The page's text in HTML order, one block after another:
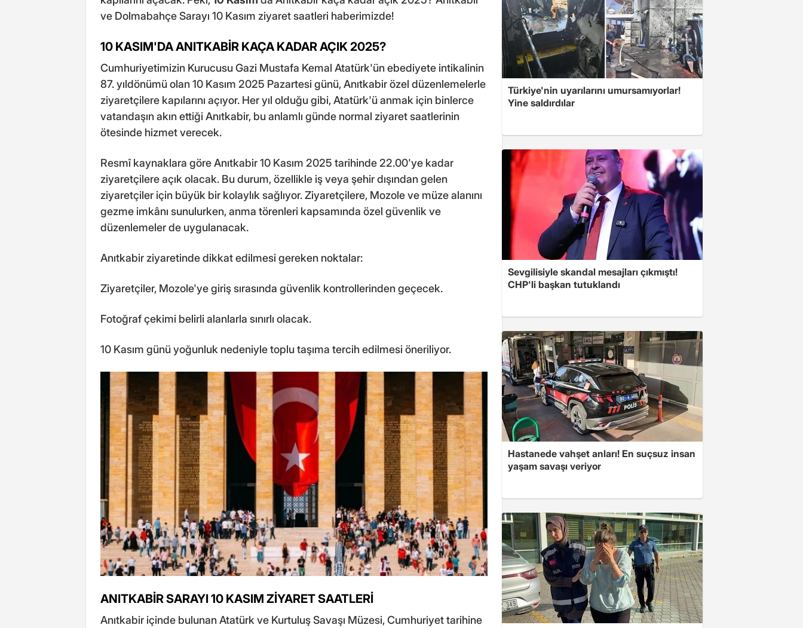
ve Dolmabahçe Sarayı 10 Kasım ziyaret saatleri haberimizde!
10 KASIM'DA ANITKABİR KAÇA KADAR AÇIK 2025?
Cumhuriyetimizin Kurucusu Gazi Mustafa Kemal Atatürk'ün ebediyete intikalinin
87. yıldönümü olan 10 Kasım 2025 Pazartesi günü, Anıtkabir özel düzenlemelerle
ziyaretçilere kapılarını açıyor. Her yıl olduğu gibi, Atatürk'ü anmak için binlerce
vatandaşın akın ettiği Anıtkabir, bu anlamlı günde normal ziyaret saatlerinin
ötesinde hizmet verecek.
Resmî kaynaklara göre Anıtkabir 10 Kasım 2025 tarihinde 22.00'ye kadar
ziyaretçilere açık olacak. Bu durum, özellikle iş veya şehir dışından gelen
ziyaretçiler için büyük bir kolaylık sağlıyor. Ziyaretçilere, Mozole ve müze alanını
gezme imkânı sunulurken, anma törenleri kapsamında özel güvenlik ve
düzenlemeler de uygulanacak.
Anıtkabir ziyaretinde dikkat edilmesi gereken noktalar:
Ziyaretçiler, Mozole'ye giriş sırasında güvenlik kontrollerinden geçecek.
Fotoğraf çekimi belirli alanlarla sınırlı olacak.
10 Kasım günü yoğunluk nedeniyle toplu taşıma tercih edilmesi öneriliyor.
ANITKABİR SARAYI 10 KASIM ZİYARET SAATLERİ
Anıtkabir içinde bulunan Atatürk ve Kurtuluş Savaşı Müzesi, Cumhuriyet tarihine
Türkiye'nin uyarılarını umursamıyorlar!
Yine saldırdılar
Sevgilisiyle skandal mesajları çıkmıştı!
CHP'li başkan tutuklandı
Hastanede vahşet anları! En suçsuz insan
yaşam savaşı veriyor